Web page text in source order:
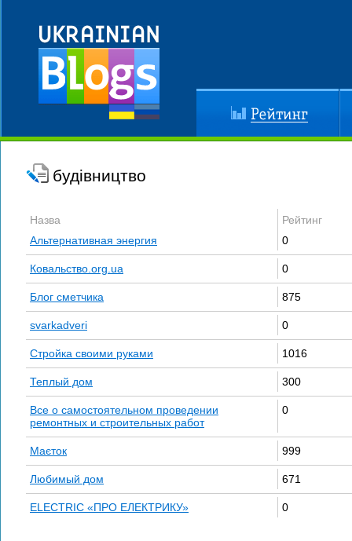
Рейтинг
будівництво
Назва
Рейтинг
Альтернативная энергия
0
Ковальство.org.ua 0
Блог сметчика 875
svarkadveri 0
Стройка своими руками 1016
Теплый дом 300
Все о самостоятельном проведении
ремонтных и строительных работ
0
Маєток 999
Любимый дом 671
ELECTRIC «ПРО ЕЛЕКТРИКУ» 0